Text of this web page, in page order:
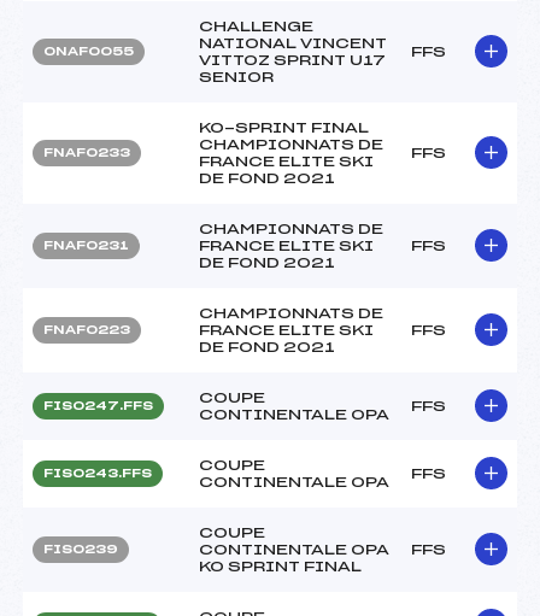
ONAF0055
CHALLENGE
NATIONAL VINCENT
VITTOZ SPRINT U17
SENIOR
FFS
FNAF0233
KO-SPRINT FINAL
CHAMPIONNATS DE
FRANCE ELITE SKI
DE FOND 2021
FFS
FNAF0231
CHAMPIONNATS DE
FRANCE ELITE SKI
DE FOND 2021
FFS
FNAF0223
CHAMPIONNATS DE
FRANCE ELITE SKI
DE FOND 2021
FFS
FIS0247.FFS
COUPE
CONTINENTALE OPA
FFS
FIS0243.FFS
COUPE
CONTINENTALE OPA
FFS
FIS0239
COUPE
CONTINENTALE OPA
KO SPRINT FINAL
FFS